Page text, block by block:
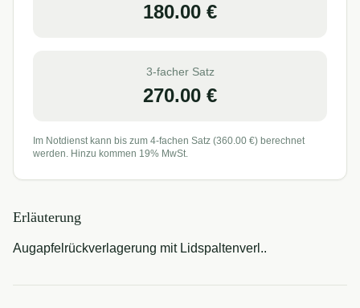
180.00 €
3-facher Satz
270.00 €
Im Notdienst kann bis zum 4-fachen Satz (360.00 €) berechnet
werden. Hinzu kommen 19% MwSt.
Erläuterung
Augapfelrückverlagerung mit Lidspaltenverl..